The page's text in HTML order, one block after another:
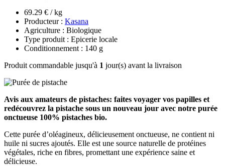
69.29 € / kg
Producteur : Kasana
Agriculture : Biologique
Type produit : Epicerie locale
Conditionnement : 140 g
Produit commandable jusqu'à 1 jour(s) avant la livraison
Avis aux amateurs de pistaches: faites voyager vos papilles et
redécouvrez la pistache sous un nouveau jour avec notre purée
onctueuse 100% pistaches bio.
Cette purée d’oléagineux, délicieusement onctueuse, ne contient ni
huile ni sucres ajoutés. Elle est une source naturelle de protéines
végétales, riche en fibres, promettant une expérience saine et
délicieuse.